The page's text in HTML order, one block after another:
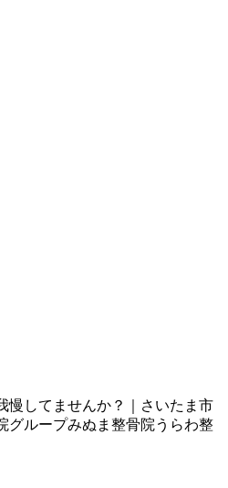
慢してませんか？｜さいたま市
グループみぬま整骨院うらわ整